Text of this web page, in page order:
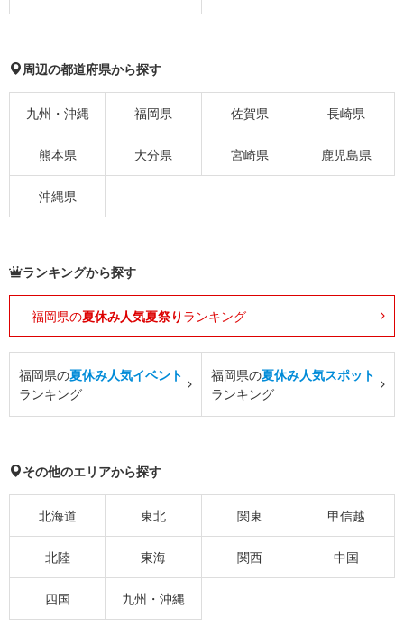
周辺の都道府県から探す
九州・沖縄 福岡県 佐賀県 長崎県
熊本県 大分県 宮崎県 鹿児島県
沖縄県
ランキングから探す
福岡県の夏休み人気夏祭り ランキング
福岡県の夏休み人気イベント
ランキング
福岡県の夏休み人気スポット
ランキング
その他のエリアから探す
北海道 東北 関東 甲信越
北陸 東海 関西 中国
四国 九州・沖縄